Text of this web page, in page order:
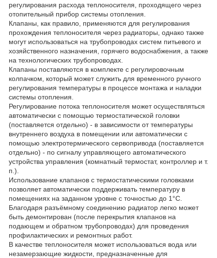
регулирования расхода теплоносителя, проходящего через
отопительный прибор системы отопления.
Клапаны, как правило, применяются для регулирования
прохождения теплоносителя через радиаторы, однако также
могут использоваться на трубопроводах систем питьевого и
хозяйственного назначения, горячего водоснабжения, а также
на технологических трубопроводах.
Клапаны поставляются в комплекте с регулировочным
колпачком, который может служить для временного ручного
регулирования температуры в процессе монтажа и наладки
системы отопления.
Регулирование потока теплоносителя может осуществляться
автоматически с помощью термостатической головки
(поставляется отдельно) - в зависимости от температуры
внутреннего воздуха в помещении или автоматически с
помощью электротермического сервопривода (поставляется
отдельно) - по сигналу управляющего автоматического
устройства управления (комнатный термостат, контроллер и т.
п.).
Использование клапанов с термостатическими головками
позволяет автоматически поддерживать температуру в
помещениях на заданном уровне с точностью до 1°С.
Благодаря разъёмному соединению радиатор легко может
быть демонтирован (после перекрытия клапанов на
подающем и обратном трубопроводах) для проведения
профилактических и ремонтных работ.
В качестве теплоносителя может использоваться вода или
незамерзающие жидкости, предназначенные для